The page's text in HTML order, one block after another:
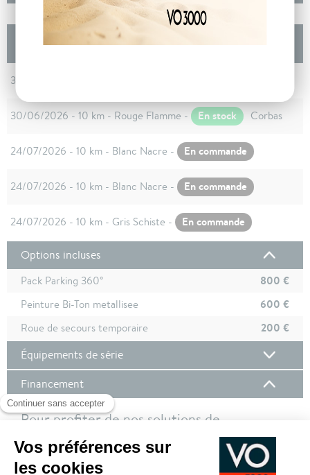
Les autres Renault AUSTRAL Nouveau full
hybrid E-Tech 200 ch Esprit Alpine
30/06/2026 - 10 km - Rouge Flamme -
30/06/2026 - 10 km - Rouge Flamme - En stock Corbas
24/07/2026 - 10 km - Blanc Nacre - En commande
24/07/2026 - 10 km - Blanc Nacre - En commande
24/07/2026 - 10 km - Gris Schiste - En commande
Options incluses
Pack Parking 360° 800 €
Peinture Bi-Ton metallisee 600 €
Roue de secours temporaire
200 €
Équipements de série
Financement
Pour profiter de nos solutions de
financement, nous vous invitons à vous
connecter à votre compte client !